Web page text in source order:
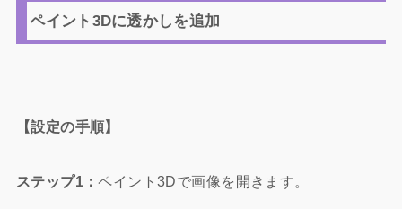
ペイント3Dに透かしを追加
【設定の手順】
ステップ1：ペイント3Dで画像を開きます。